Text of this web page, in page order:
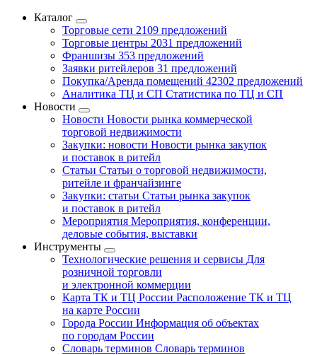
Каталог
Торговые сети 2109 предложений
Торговые центры 2031 предложений
Франшизы 353 предложений
Заявки ритейлеров 31 предложений
Покупка/Аренда помещений 42302 предложений
Аналитика ТЦ и СП Статистика по ТЦ и СП
Новости
Новости Новости рынка коммерческой
торговой недвижимости
Закупки: новости Новости рынка закупок
и поставок в ритейл
Статьи Статьи о торговой недвижимости,
ритейле и франчайзинге
Закупки: статьи Статьи рынка закупок
и поставок в ритейл
Мероприятия Мероприятия, конференции,
деловые события, выставки
Инструменты
Технологические решения и сервисы Для
розничной торговли
и электронной коммерции
Карта ТК и ТЦ России Расположение ТК и ТЦ
на карте России
Города России Информация об объектах
по городам России
Словарь терминов Словарь терминов